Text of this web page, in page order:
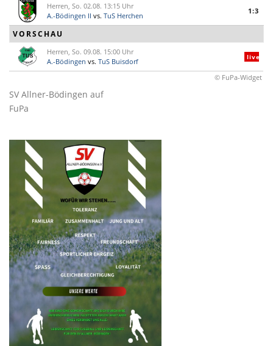
Herren, So. 02.08. 13:15 Uhr
A.-Bödingen II vs. TuS Herchen
1:3
VORSCHAU
Herren, So. 09.08. 15:00 Uhr
A.-Bödingen vs. TuS Buisdorf live
© FuPa-Widget
SV Allner-Bödingen auf
FuPa